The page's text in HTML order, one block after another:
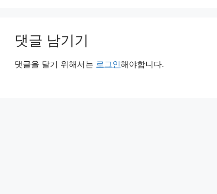
댓글 남기기
댓글을 달기 위해서는 로그인해야합니다.